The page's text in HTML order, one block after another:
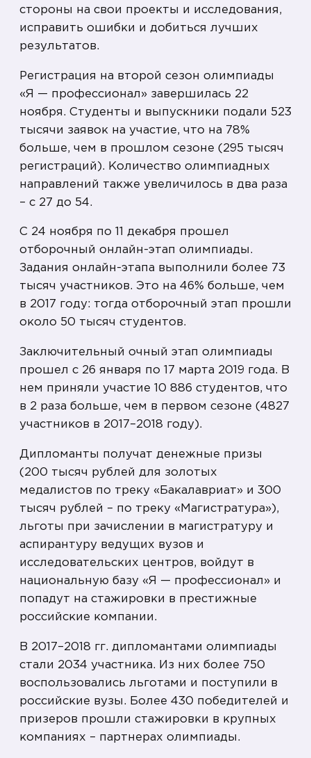
стороны на свои проекты и исследования,
исправить ошибки и добиться лучших
результатов.
Регистрация на второй сезон олимпиады
«Я — профессионал» завершилась 22
ноября. Студенты и выпускники подали 523
тысячи заявок на участие, что на 78%
больше, чем в прошлом сезоне (295 тысяч
регистраций). Количество олимпиадных
направлений также увеличилось в два раза
– с 27 до 54.
С 24 ноября по 11 декабря прошел
отборочный онлайн-этап олимпиады.
Задания онлайн-этапа выполнили более 73
тысяч участников. Это на 46% больше, чем
в 2017 году: тогда отборочный этап прошли
около 50 тысяч студентов.
Заключительный очный этап олимпиады
прошел с 26 января по 17 марта 2019 года. В
нем приняли участие 10 886 студентов, что
в 2 раза больше, чем в первом сезоне (4827
участников в 2017–2018 году).
Дипломанты получат денежные призы
(200 тысяч рублей для золотых
медалистов по треку «Бакалавриат» и 300
тысяч рублей – по треку «Магистратура»),
льготы при зачислении в магистратуру и
аспирантуру ведущих вузов и
исследовательских центров, войдут в
национальную базу «Я — профессионал» и
попадут на стажировки в престижные
российские компании.
В 2017–2018 гг. дипломантами олимпиады
стали 2034 участника. Из них более 750
воспользовались льготами и поступили в
российские вузы. Более 430 победителей и
призеров прошли стажировки в крупных
компаниях – партнерах олимпиады.